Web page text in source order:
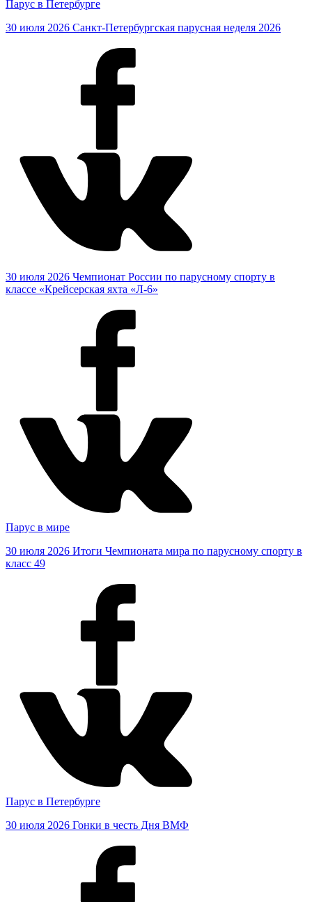
Парус в Петербурге
30 июля 2026 Санкт-Петербургская парусная неделя 2026
30 июля 2026 Чемпионат России по парусному спорту в
классе «Крейсерская яхта «Л-6»
Парус в мире
30 июля 2026 Итоги Чемпионата мира по парусному спорту в
класс 49
Парус в Петербурге
30 июля 2026 Гонки в честь Дня ВМФ